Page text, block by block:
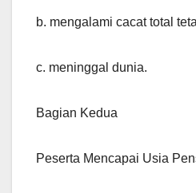
b. mengalami cacat total
c. meninggal dunia.
Bagian Kedua
Peserta Mencapai Usia